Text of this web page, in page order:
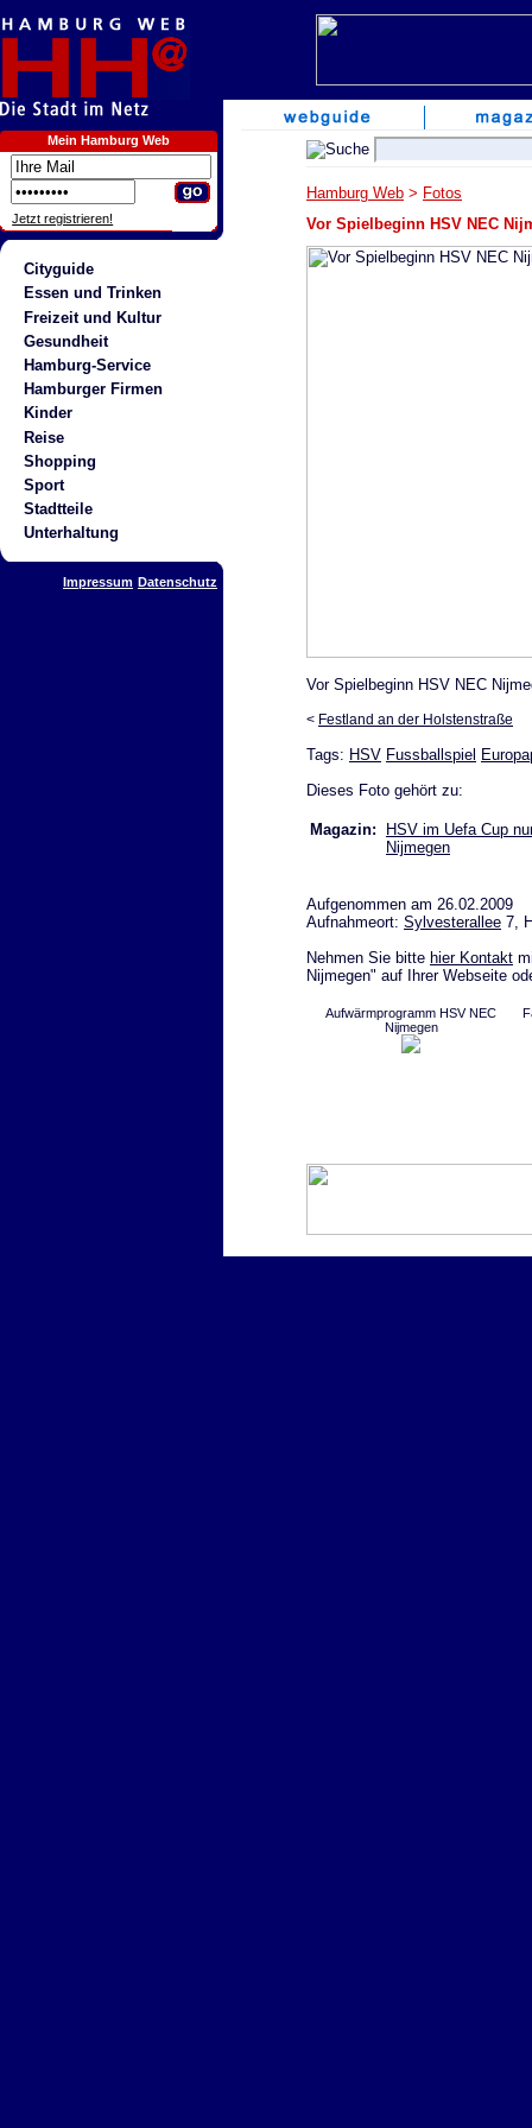
Mein Hamburg Web
Jetzt registrieren!
Cityguide
Essen und Trinken
Freizeit und Kultur
Gesundheit
Hamburg-Service
Hamburger Firmen
Kinder
Reise
Shopping
Sport
Stadtteile
Unterhaltung
Impressum Datenschutz
Hamburg Web > Fotos
Vor Spielbeginn HSV NEC
Vor Spielbeginn HSV NEC
< Festland an der Holstenstraße
Tags: HSV Fussballspiel
Dieses Foto gehört zu:
Magazin:
HSV im Uefa Cup
Nijmegen
Aufgenommen am 26.02.2009
Aufnahmeort: Sylvesterallee 7,
Nehmen Sie bitte hier Kontakt
Nijmegen" auf Ihrer Webseite
Aufwärmprogramm HSV NEC
Nijmegen